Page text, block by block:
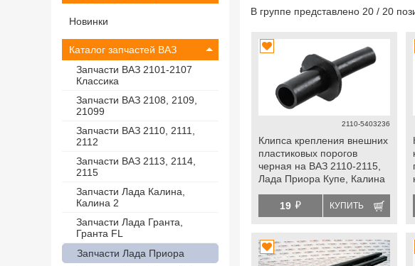
Новинки
Каталог запчастей ВАЗ
Запчасти ВАЗ 2101-2107
Классика
Запчасти ВАЗ 2108, 2109,
21099
Запчасти ВАЗ 2110, 2111,
2112
Запчасти ВАЗ 2113, 2114,
2115
Запчасти Лада Калина,
Калина 2
Запчасти Лада Гранта,
Гранта FL
Запчасти Лада Приора
В группе представлено 20 / 20
2110-5403236
Клипса крепления внешних
пластиковых порогов
черная на ВАЗ 2110-2115,
Лада Приора Купе, Калина
рамки бокового окна
на ВАЗ 2110, 2112
19 й КУПИТЬ